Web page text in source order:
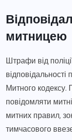
митницею
Штрафи від
Митного кодексу.
повідомляти
митних правил,
тимчасового